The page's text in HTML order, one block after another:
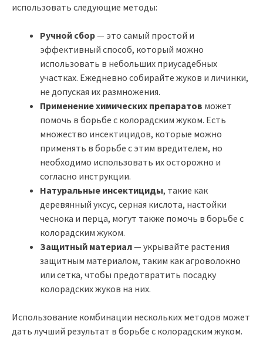
использовать следующие методы:
Ручной сбор— это самый простой и
эффективный способ, который можно
использовать в небольших приусадебных
участках. Ежедневно собирайте жуков и личинки,
не допуская их размножения.
Применение химических препаратов может
помочь в борьбе с колорадским жуком. Есть
множество инсектицидов, которые можно
применять в борьбе с этим вредителем, но
необходимо использовать их осторожно и
согласно инструкции.
Натуральные инсектициды, такие как
деревянный уксус, серная кислота, настойки
чеснока и перца, могут также помочь в борьбе с
колорадским жуком.
Защитный материал— укрывайте растения
защитным материалом, таким как агроволокно
или сетка, чтобы предотвратить посадку
колорадских жуков на них.
Использование комбинации нескольких методов может
дать лучший результат в борьбе с колорадским жуком.